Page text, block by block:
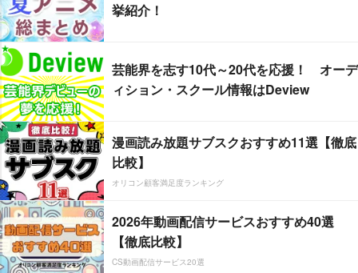
挙紹介！
芸能界を志す10代～20代を応援！ オーデ
ィション・スクール情報はDeview
漫画読み放題サブスクおすすめ11選【徹底
比較】
オリコン顧客満足度ランキング
2026年動画配信サービスおすすめ40選
【徹底比較】
CS動画配信サービス20選